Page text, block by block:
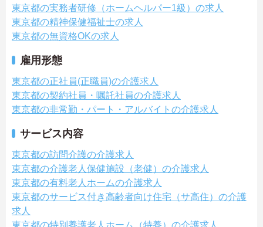
東京都の実務者研修（ホームヘルパー1級）の求人
東京都の精神保健福祉士の求人
東京都の無資格OKの求人
雇用形態
東京都の正社員(正職員)の介護求人
東京都の契約社員・嘱託社員の介護求人
東京都の非常勤・パート・アルバイトの介護求人
サービス内容
東京都の訪問介護の介護求人
東京都の介護老人保健施設（老健）の介護求人
東京都の有料老人ホームの介護求人
東京都のサービス付き高齢者向け住宅（サ高住）の介護
求人